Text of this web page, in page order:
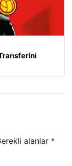
alanlar *